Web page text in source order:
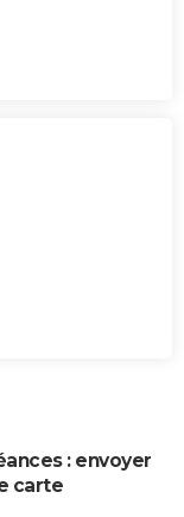
: envoyer
carte